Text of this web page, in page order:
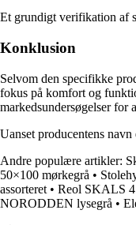
Et grundigt verifikation af
Konklusion
Selvom den specifikke
fokus på komfort og
markedsundersøgelser for
Uanset producentens
Andre populære artikler:
50×100 mørkegrå •
assorteret • Reol SKALS
NORODDEN lysegrå •